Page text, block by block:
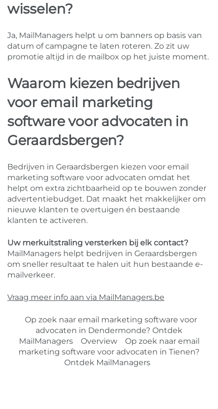
wisselen?
Ja, MailManagers helpt u om banners op basis van
datum of campagne te laten roteren. Zo zit uw
promotie altijd in de mailbox op het juiste moment.
Waarom kiezen bedrijven
voor email marketing
software voor advocaten in
Geraardsbergen?
Bedrijven in Geraardsbergen kiezen voor email
marketing software voor advocaten omdat het
helpt om extra zichtbaarheid op te bouwen zonder
advertentiebudget. Dat maakt het makkelijker om
nieuwe klanten te overtuigen én bestaande
klanten te activeren.
Uw merkuitstraling versterken bij elk contact?
MailManagers helpt bedrijven in Geraardsbergen
om sneller resultaat te halen uit hun bestaande e-
mailverkeer.
Vraag meer info aan via MailManagers.be
Op zoek naar email marketing software voor
advocaten in Dendermonde? Ontdek
MailManagers
Overview
Op zoek naar email
marketing software voor advocaten in Tienen?
Ontdek MailManagers